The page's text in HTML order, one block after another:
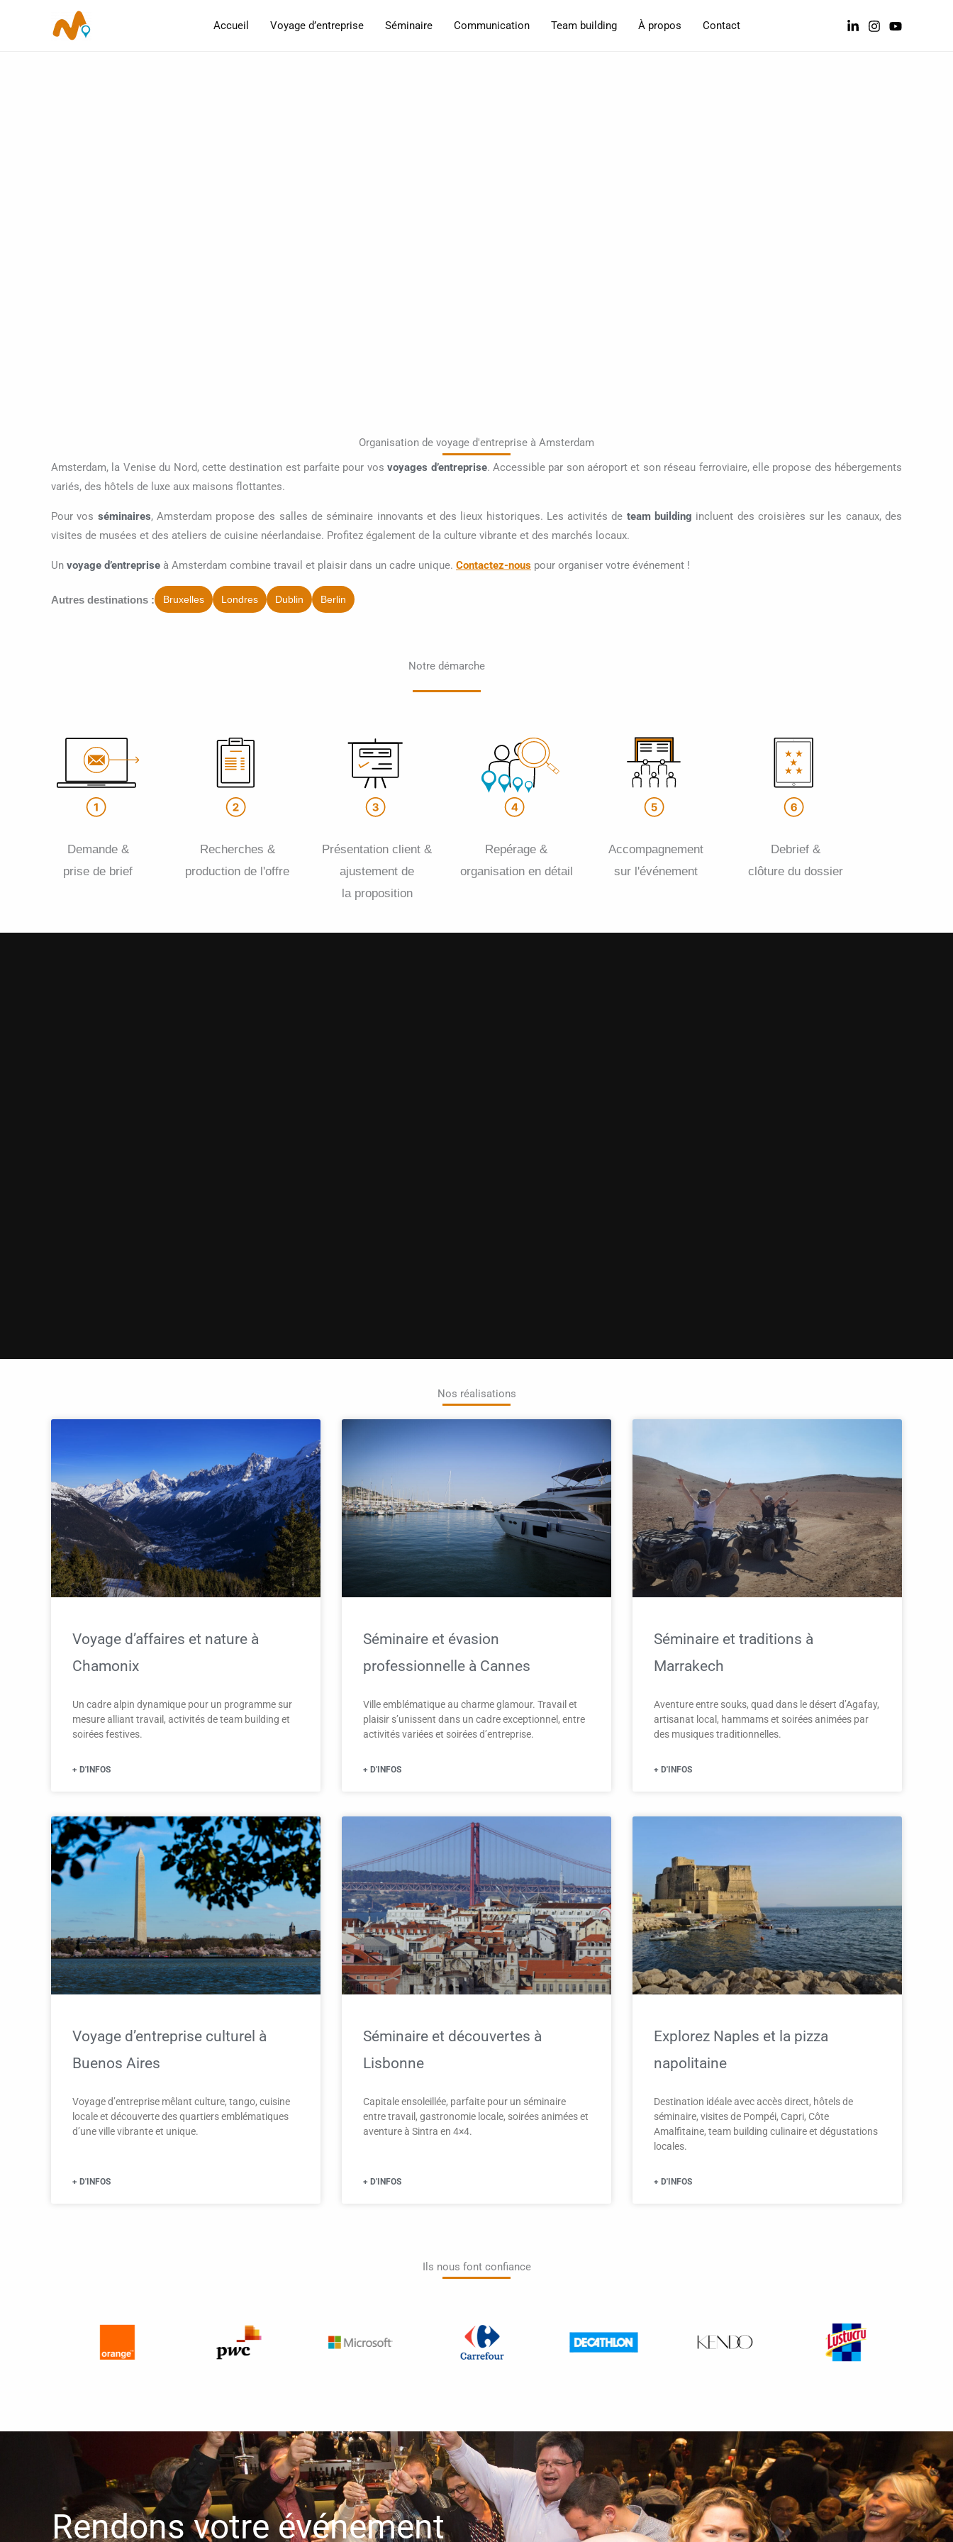
Accueil Voyage d’entreprise Séminaire Communication Team building À propos Contact
Organisation de voyage d'entreprise à Amsterdam
Amsterdam, la Venise du Nord, cette destination est parfaite pour vosvoyages d’entreprise. Accessible par son aéroport et son réseau ferroviaire, elle propose des hébergements
variés, des hôtels de luxe aux maisons flottantes.
Pour vos séminaires, Amsterdam propose des salles de séminaire innovants et des lieux historiques. Les activités de team building incluent des croisières sur les canaux, des
visites de musées et des ateliers de cuisine néerlandaise. Profitez également de la culture vibrante et des marchés locaux.
Un voyage d’entreprise à Amsterdam combine travail et plaisir dans un cadre unique. Contactez-nous pour organiser votre événement !
Autres destinations : Bruxelles Londres Dublin Berlin
Notre démarche
Demande &
prise de brief
Recherches &
production de l'offre
Présentation client &
ajustement de
la proposition
Repérage &
organisation en détail
Accompagnement
sur l'événement
Debrief &
clôture du dossier
Nos réalisations
Voyage d’affaires et nature à
Chamonix
Un cadre alpin dynamique pour un programme sur
mesure alliant travail, activités de team building et
soirées festives.
+ D'INFOS
Séminaire et évasion
professionnelle à Cannes
Ville emblématique au charme glamour. Travail et
plaisir s’unissent dans un cadre exceptionnel, entre
activités variées et soirées d’entreprise.
+ D'INFOS
Séminaire et traditions à
Marrakech
Aventure entre souks, quad dans le désert d’Agafay,
artisanat local, hammams et soirées animées par
des musiques traditionnelles.
+ D'INFOS
Voyage d’entreprise culturel à
Buenos Aires
Voyage d’entreprise mêlant culture, tango, cuisine
locale et découverte des quartiers emblématiques
d’une ville vibrante et unique.
+ D'INFOS
Séminaire et découvertes à
Lisbonne
Capitale ensoleillée, parfaite pour un séminaire
entre travail, gastronomie locale, soirées animées et
aventure à Sintra en 4×4.
+ D'INFOS
Explorez Naples et la pizza
napolitaine
Destination idéale avec accès direct, hôtels de
séminaire, visites de Pompéi, Capri, Côte
Amalfitaine, team building culinaire et dégustations
locales.
+ D'INFOS
Ils nous font confiance​
Rendons votre événement